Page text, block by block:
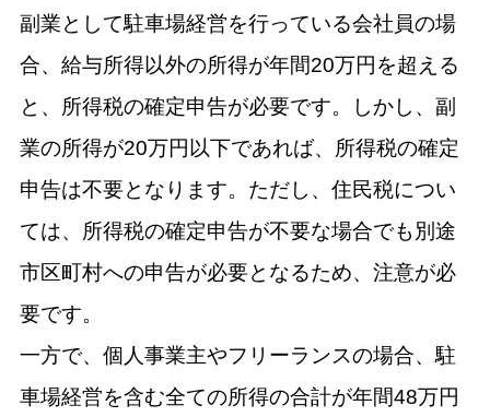
副業として駐車場経営を行っている会社員の場
合、給与所得以外の所得が年間20万円を超える
と、所得税の確定申告が必要です。しかし、副
業の所得が20万円以下であれば、所得税の確定
申告は不要となります。ただし、住民税につい
ては、所得税の確定申告が不要な場合でも別途
市区町村への申告が必要となるため、注意が必
要です。
一方で、個人事業主やフリーランスの場合、駐
車場経営を含む全ての所得の合計が年間48万円